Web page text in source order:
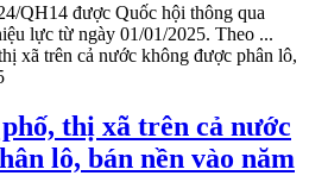
QH14 được Quốc hội thông qua
lực từ ngày 01/01/2025. Theo ...
thị xã trên cả nước
lô, bán nền vào năm